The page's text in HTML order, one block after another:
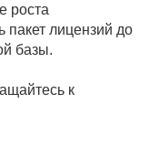
роста
пакет лицензий до
базы.
к